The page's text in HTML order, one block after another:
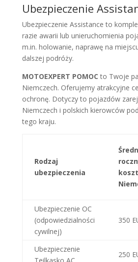
Ubezpieczenie
Ubezpieczenie Assistance to
razie awarii lub unieruchomienia
m.in. holowanie, naprawę na
dalszej podróży.
MOTOEXPERT POMOC to Twoje
Niemczech. Oferujemy atrakcyjne
ochronę. Dotyczy to pojazdów
Niemczech i polskich kierowców
tego kraju.
Rodzaj
ubezpieczenia
Ubezpieczenie OC
(odpowiedzialności
cywilnej)
350
Ubezpieczenie
250